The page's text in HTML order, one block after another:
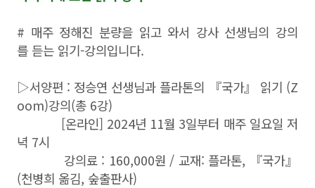
# 매주 정해진 분량을 읽고 와서 강사 선생님의 강의
를 듣는 읽기-강의입니다.
▷서양편 : 정승연 선생님과 플라톤의 『국가』 읽기 (Z
oom)강의(총 6강)
[온라인] 2024년 11월 3일부터 매주 일요일 저
녁 7시
강의료 : 160,000원 / 교재: 플라톤, 『국가』
(천병희 옮김, 숲출판사)